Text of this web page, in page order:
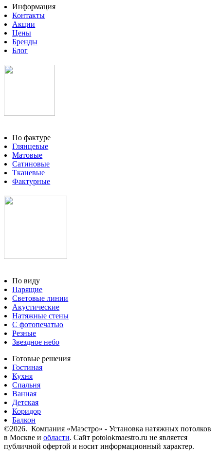
Информация
Контакты
Акции
Цены
Бренды
Блог
По фактуре
Глянцевые
Матовые
Сатиновые
Тканевые
Фактурные
По виду
Парящие
Световые линии
Акустические
Натяжные стены
С фотопечатью
Резные
Звездное небо
Готовые решения
Гостиная
Кухня
Спальня
Ванная
Детская
Коридор
Балкон
©2026. Компания «Маэстро» - Установка натяжных потолков
в Москве и области. Сайт potolokmaestro.ru не является
публичной офертой и носит информационный характер.